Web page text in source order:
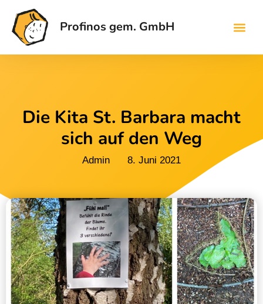
Profinos gem. GmbH
Die Kita St. Barbara macht
sich auf den Weg
Admin 8. Juni 2021